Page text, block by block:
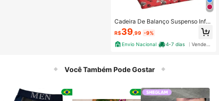
Cadeira De Balanço Suspenso Infa
ntil Tecido E Madeira Berço Parquin
ho 80cm
R$39 ,99 -9%
Envio Nacional
4-7 dias
Você Também Pode Gostar